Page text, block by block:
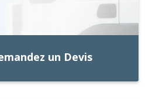
un Devis